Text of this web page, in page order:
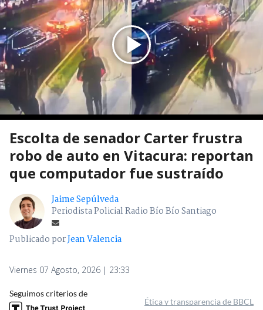
Escolta de senador Carter frustra
robo de auto en Vitacura: reportan
que computador fue sustraído
Jaime Sepúlveda
Periodista Policial Radio Bío Bío Santiago
Publicado porJean Valencia
Viernes 07 Agosto, 2026 | 23:33
Seguimos criterios de
Ética y transparencia de BBCL